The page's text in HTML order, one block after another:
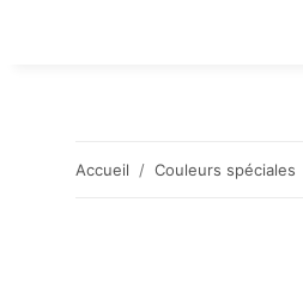
Accueil Couleurs spéciales